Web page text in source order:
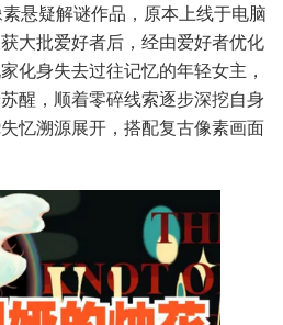
悬疑解谜作品，原本上线于电脑
大批爱好者后，经由爱好者优化
化身失去过往记忆的年轻女主，
醒，顺着零碎线索逐步深挖自身
忆溯源展开，搭配复古像素画面